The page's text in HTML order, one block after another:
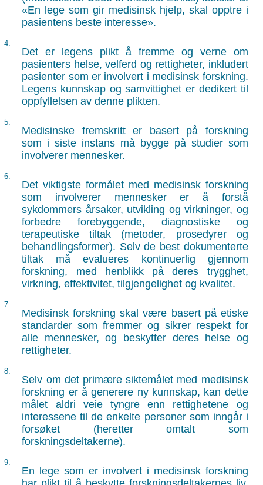
«En lege som gir medisinsk hjelp, skal opptre i
pasientens beste interesse».
4.
Det er legens plikt å fremme og verne om
pasienters helse, velferd og rettigheter, inkludert
pasienter som er involvert i medisinsk forskning.
Legens kunnskap og samvittighet er dedikert til
oppfyllelsen av denne plikten.
5.
Medisinske fremskritt er basert på forskning
som i siste instans må bygge på studier som
involverer mennesker.
6.
Det viktigste formålet med medisinsk forskning
som involverer mennesker er å forstå
sykdommers årsaker, utvikling og virkninger, og
forbedre forebyggende, diagnostiske og
terapeutiske tiltak (metoder, prosedyrer og
behandlingsformer). Selv de best dokumenterte
tiltak må evalueres kontinuerlig gjennom
forskning, med henblikk på deres trygghet,
virkning, effektivitet, tilgjengelighet og kvalitet.
7.
Medisinsk forskning skal være basert på etiske
standarder som fremmer og sikrer respekt for
alle mennesker, og beskytter deres helse og
rettigheter.
8.
Selv om det primære siktemålet med medisinsk
forskning er å generere ny kunnskap, kan dette
målet aldri veie tyngre enn rettighetene og
interessene til de enkelte personer som inngår i
forsøket (heretter omtalt som
forskningsdeltakerne).
9.
En lege som er involvert i medisinsk forskning